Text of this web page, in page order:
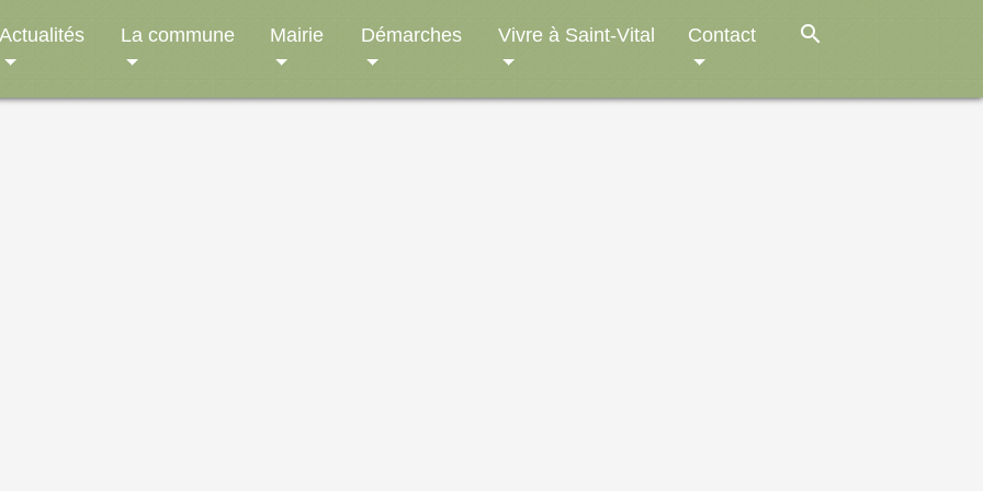
Actualités La commune Mairie Démarches Vivre à Saint-Vital Contact search